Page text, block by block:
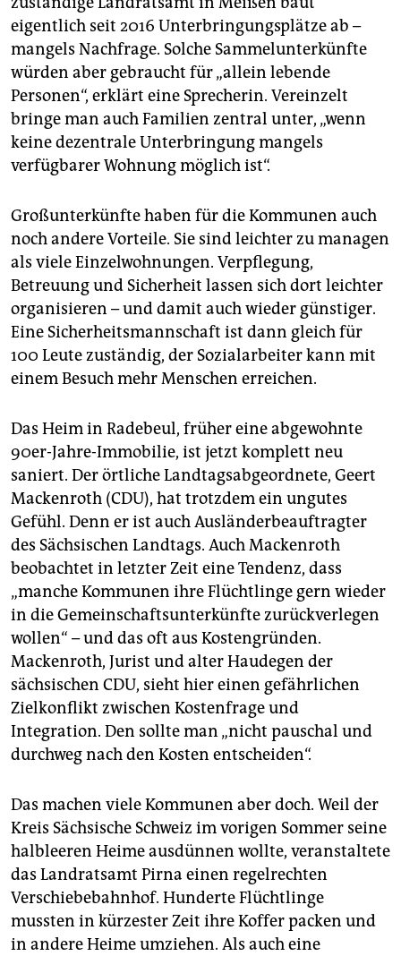
eigentlich seit 2016 Unterbringungsplätze ab –
mangels Nachfrage. Solche Sammelunterkünfte
würden aber gebraucht für „allein lebende
Personen“, erklärt eine Sprecherin. Vereinzelt
bringe man auch Familien zentral unter, „wenn
keine dezentrale Unterbringung mangels
verfügbarer Wohnung möglich ist“.
Großunterkünfte haben für die Kommunen auch
noch andere Vorteile. Sie sind leichter zu managen
als viele Einzelwohnungen. Verpflegung,
Betreuung und Sicherheit lassen sich dort leichter
organisieren – und damit auch wieder günstiger.
Eine Sicherheitsmannschaft ist dann gleich für
100 Leute zuständig, der Sozialarbeiter kann mit
einem Besuch mehr Menschen erreichen.
Das Heim in Radebeul, früher eine abgewohnte
90er-Jahre-Immobilie, ist jetzt komplett neu
saniert. Der örtliche Landtagsabgeordnete, Geert
Mackenroth (CDU), hat trotzdem ein ungutes
Gefühl. Denn er ist auch Ausländerbeauftragter
des Sächsischen Landtags. Auch Mackenroth
beobachtet in letzter Zeit eine Tendenz, dass
„manche Kommunen ihre Flüchtlinge gern wieder
in die Gemeinschaftsunterkünfte zurückverlegen
wollen“ – und das oft aus Kostengründen.
Mackenroth, Jurist und alter Haudegen der
sächsischen CDU, sieht hier einen gefährlichen
Zielkonflikt zwischen Kostenfrage und
Integration. Den sollte man „nicht pauschal und
durchweg nach den Kosten entscheiden“.
Das machen viele Kommunen aber doch. Weil der
Kreis Sächsische Schweiz im vorigen Sommer seine
halbleeren Heime ausdünnen wollte, veranstaltete
das Landratsamt Pirna einen regelrechten
Verschiebebahnhof. Hunderte Flüchtlinge
mussten in kürzester Zeit ihre Koffer packen und
in andere Heime umziehen. Als auch eine